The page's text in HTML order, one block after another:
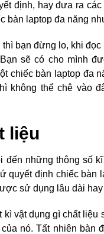
định, hay đưa ra
bàn laptop đa năng
thì bạn đừng lo, khi
sẽ có cho mình
chiếc bàn laptop đa
không thể chê vào
liệu
đến những thông số
quyết định chiếc bàn
sử dụng lâu dài hay
kì vật dụng gì chất liệu
nó. Tất nhiên bàn